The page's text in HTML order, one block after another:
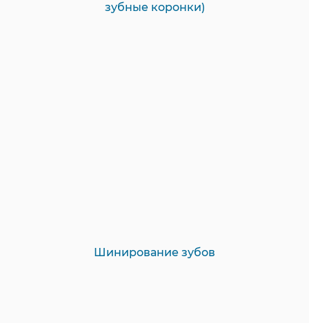
зубные коронки)
Шинирование зубов